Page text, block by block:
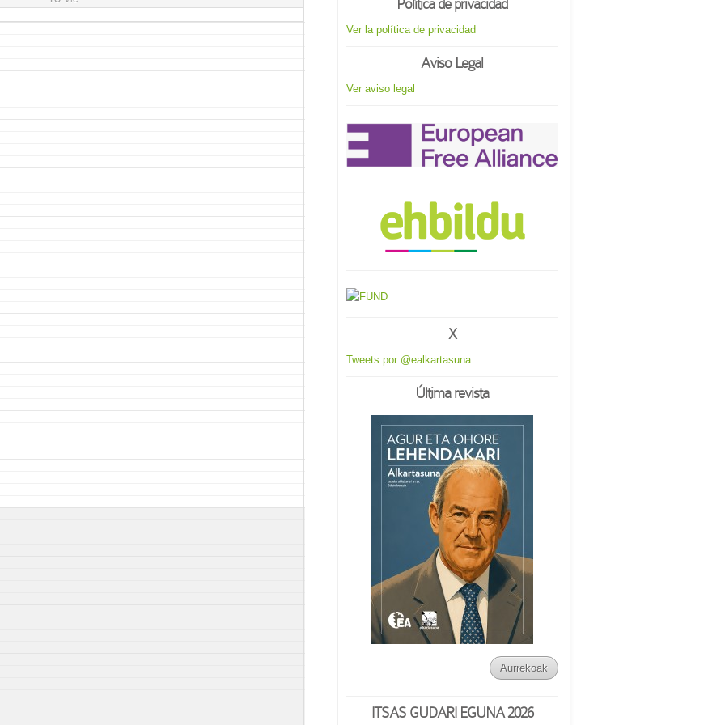
Política de privacidad
Ver la política de privacidad
Aviso Legal
Ver aviso legal
X
Tweets por @ealkartasuna
Última revista
Aurrekoak
ITSAS GUDARI EGUNA 2026